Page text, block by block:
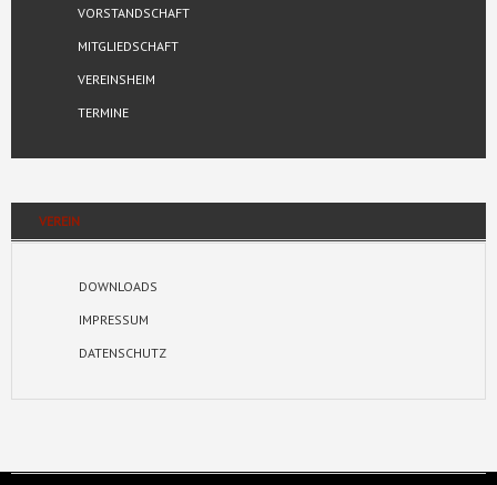
VORSTANDSCHAFT
MITGLIEDSCHAFT
VEREINSHEIM
TERMINE
VEREIN
DOWNLOADS
IMPRESSUM
DATENSCHUTZ